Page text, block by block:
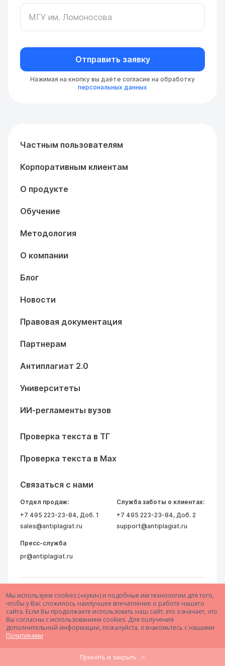
Мы используем cookies («куки») и подобные им технологии для того,
чтобы у Вас сложилось наилучшее впечатление о работе нашего
сайта. Если Вы продолжаете использовать наш сайт, это означает, что
Вы согласны с использованием cookies. Для получения
дополнительной информации, пожалуйста, ознакомьтесь с нашими
Политиками
Принять и закрыть
Отправить заявку
Нажимая на кнопку вы даёте согласие на обработку
персональных данных
Частным пользователям
Корпоративным клиентам
О продукте
Обучение
Методология
О компании
Блог
Новости
Правовая документация
Партнерам
Антиплагиат 2.0
Университеты
ИИ-регламенты вузов
Проверка текста в ТГ
Проверка текста в Max
Связаться с нами
Отдел продаж:
+7 495 223-23-84, Доб. 1
sales@antiplagiat.ru
Служба заботы о клиентах:
+7 495 223-23-84, Доб. 2
support@antiplagiat.ru
Пресс-служба
pr@antiplagiat.ru